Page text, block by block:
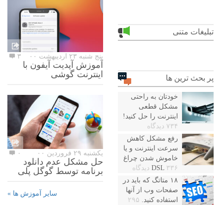
تبلیغات متنی
پر بحث ترین ها
خودتان به راحتی
مشکل قطعی
اینترنت را حل کنید!
۷۳۴ دیدگاه
رفع مشکل کاهش
سرعت اینترنت و یا
خاموش شدن چراغ
DSL ۳۳۶ دیدگاه
۱۸ متاتگ که باید در
صفحات وب از آنها
استفاده کنید. ۲۹۵
پنج شنبه ۲۳ اردیبهشت ۰۰ ۳
آموزش آپدیت آیفون با
اینترنت گوشی
یکشنبه ۲۹ فروردین ۰۰ ۰
حل مشکل عدم دانلود
برنامه توسط گوگل پلی
سایر آموزش ها »